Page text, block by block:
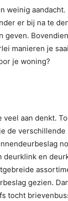
weinig
er bij na te
manieren je
je woning?
aan denkt.
de
en
gezien.
tocht